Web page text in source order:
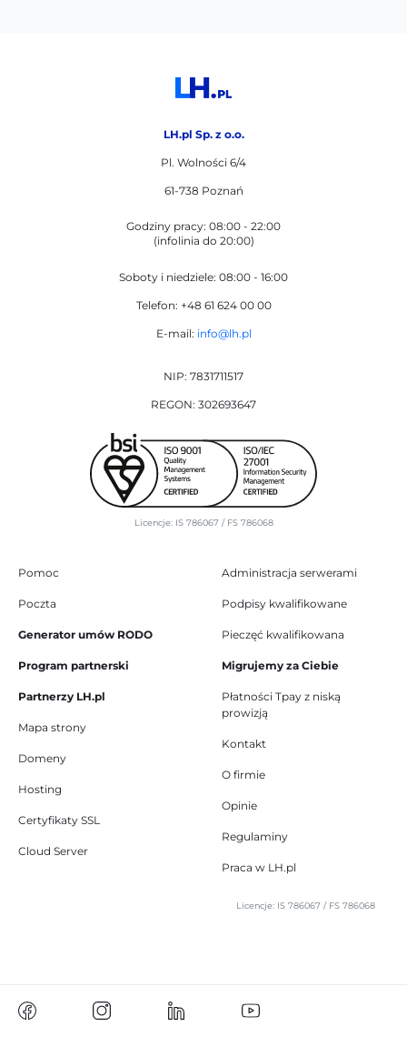
LH.pl Sp. z o.o.
Pl. Wolności 6/4
61-738 Poznań
Godziny pracy: 08:00 - 22:00
(infolinia do 20:00)
Soboty i niedziele: 08:00 - 16:00
Telefon: +48 61 624 00 00
E-mail: info@lh.pl
NIP: 7831711517
REGON: 302693647
Licencje: IS 786067 / FS 786068
Pomoc
Poczta
Generator umów RODO
Program partnerski
Partnerzy LH.pl
Mapa strony
Domeny
Hosting
Certyfikaty SSL
Cloud Server
Administracja serwerami
Podpisy kwalifikowane
Pieczęć kwalifikowana
Migrujemy za Ciebie
Płatności Tpay z niską
prowizją
Kontakt
O firmie
Opinie
Regulaminy
Praca w LH.pl
Licencje: IS 786067 / FS 786068